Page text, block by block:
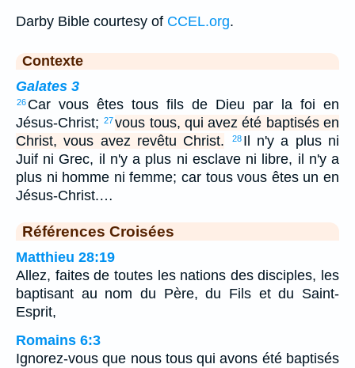
Darby Bible courtesy of CCEL.org.
Contexte
Galates 3
26 Car vous êtes tous fils de Dieu par la foi en
Jésus-Christ;
27vous tous, qui avez été baptisés en
Christ, vous avez revêtu Christ.
28 Il n'y a plus ni
Juif ni Grec, il n'y a plus ni esclave ni libre, il n'y a
plus ni homme ni femme; car tous vous êtes un en
Jésus-Christ.…
Références Croisées
Matthieu 28:19
Allez, faites de toutes les nations des disciples, les
baptisant au nom du Père, du Fils et du Saint-
Esprit,
Romains 6:3
Ignorez-vous que nous tous qui avons été baptisés